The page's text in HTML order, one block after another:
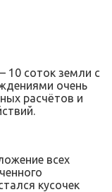
10 соток земли с
очень
расчётов и
всех
кусочек